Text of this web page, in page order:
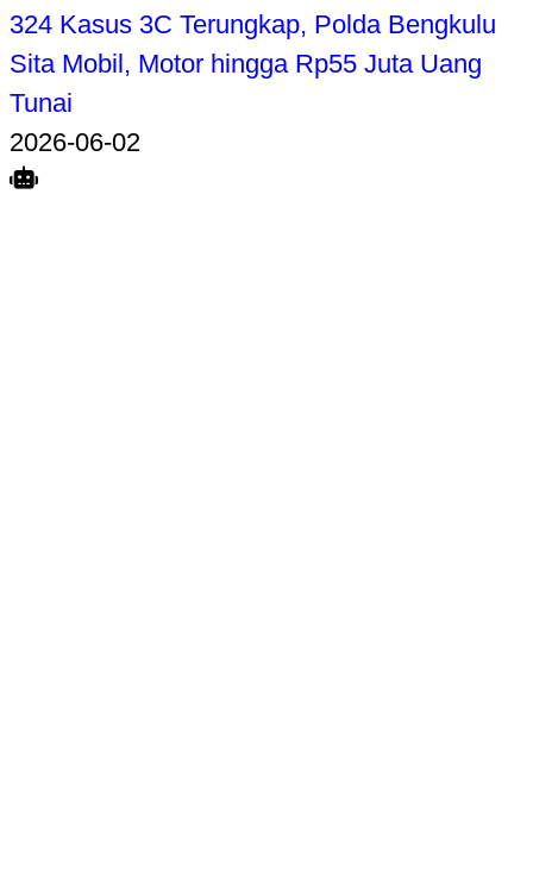
324 Kasus 3C Terungkap, Polda Bengkulu
Sita Mobil, Motor hingga Rp55 Juta Uang
Tunai
2026-06-02